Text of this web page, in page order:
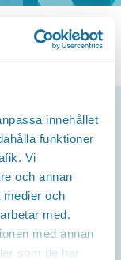
innehållet
funktioner
Vi
och annan
medier och
med.
med annan
som de har